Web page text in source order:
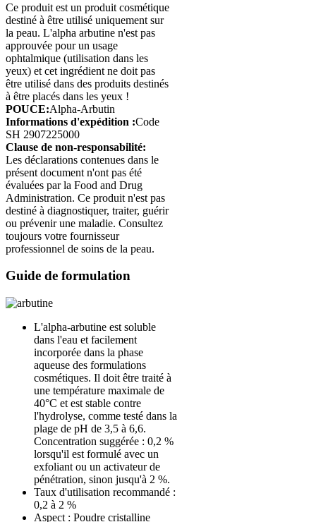
Ce produit est un produit cosmétique
destiné à être utilisé uniquement sur
la peau. L'alpha arbutine n'est pas
approuvée pour un usage
ophtalmique (utilisation dans les
yeux) et cet ingrédient ne doit pas
être utilisé dans des produits destinés
à être placés dans les yeux !
POUCE:Alpha-Arbutin
Informations d'expédition :Code
SH 2907225000
Clause de non-responsabilité:
Les déclarations contenues dans le
présent document n'ont pas été
évaluées par la Food and Drug
Administration. Ce produit n'est pas
destiné à diagnostiquer, traiter, guérir
ou prévenir une maladie. Consultez
toujours votre fournisseur
professionnel de soins de la peau.
Guide de formulation
L'alpha-arbutine est soluble
dans l'eau et facilement
incorporée dans la phase
aqueuse des formulations
cosmétiques. Il doit être traité à
une température maximale de
40°C et est stable contre
l'hydrolyse, comme testé dans la
plage de pH de 3,5 à 6,6.
Concentration suggérée : 0,2 %
lorsqu'il est formulé avec un
exfoliant ou un activateur de
pénétration, sinon jusqu'à 2 %.
Taux d'utilisation recommandé :
0,2 à 2 %
Aspect : Poudre cristalline